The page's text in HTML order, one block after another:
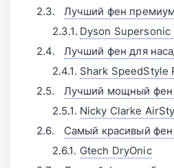
Лучший фен
Dyson Supersonic
Лучший фен для
Shark SpeedStyle
Лучший мощный фен
Nicky Clarke
Самый красивый
Gtech DryOnic